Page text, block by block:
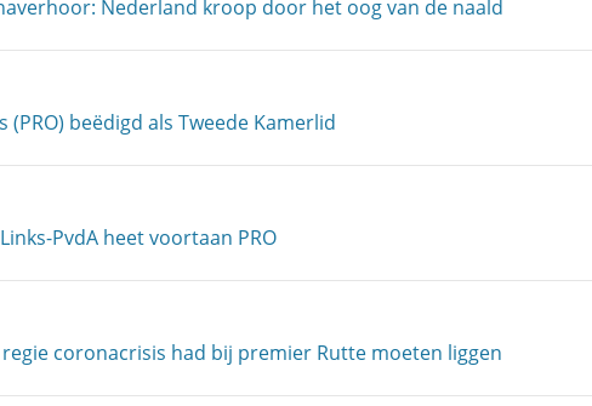
Nederland kroop door het oog van de naald
(PRO) beëdigd als Tweede Kamerlid
PvdA heet voortaan PRO
coronacrisis had bij premier Rutte moeten liggen